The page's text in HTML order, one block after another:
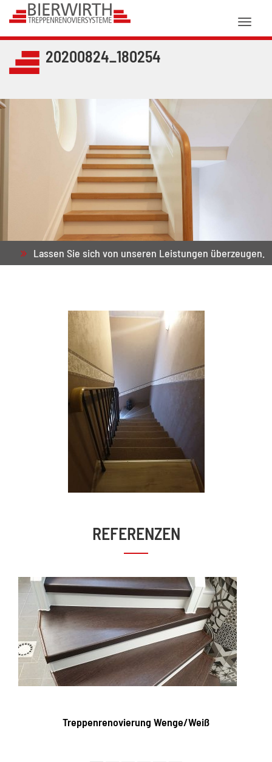
20200824_180254
Lassen Sie sich von unseren Leistungen überzeugen.
REFERENZEN
Treppenrenovierung Wenge/Weiß